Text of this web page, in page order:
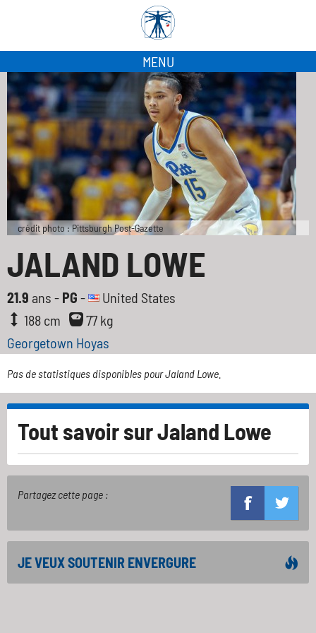
MENU
crédit photo : Pittsburgh Post-Gazette
JALAND LOWE
21.9 ans - PG -
United States
188 cm
77 kg
Georgetown Hoyas
Pas de statistiques disponibles pour Jaland Lowe.
Tout savoir surJaland Lowe
Partagez cette page :
JE VEUX SOUTENIR ENVERGURE